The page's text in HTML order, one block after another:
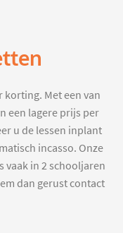
Met een van
een lagere prijs per
u de lessen inplant
incasso. Onze
vaak in 2 schooljaren
dan gerust contact